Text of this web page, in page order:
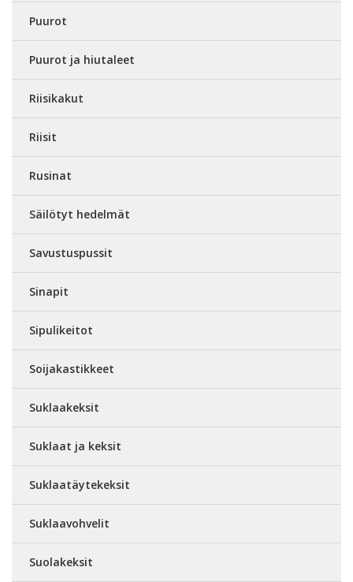
Puurot
Puurot ja hiutaleet
Riisikakut
Riisit
Rusinat
Säilötyt hedelmät
Savustuspussit
Sinapit
Sipulikeitot
Soijakastikkeet
Suklaakeksit
Suklaat ja keksit
Suklaatäytekeksit
Suklaavohvelit
Suolakeksit